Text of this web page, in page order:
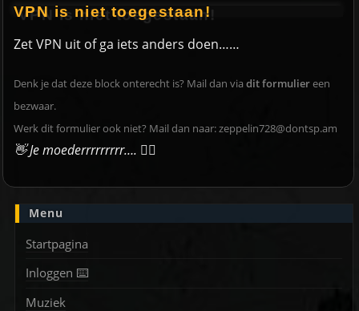
VPN is niet toegestaan!
Zet VPN uit of ga iets anders doen……
Denk je dat deze block onterecht is? Mail dan via dit formuliereen
bezwaar.
Werk dit formulier ook niet? Mail dan naar:zeppelin728@dontsp.am
👋 Je moederrrrrrrrr…. 🙋‍♀️
Menu
Startpagina
Inloggen ⌨️
Muziek